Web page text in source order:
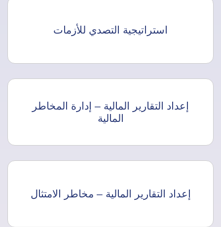
استراتيجية التصدي للأزمات
إعداد التقارير المالية – إدارة المخاطر
المالية
إعداد التقارير المالية – مخاطر الامتثال